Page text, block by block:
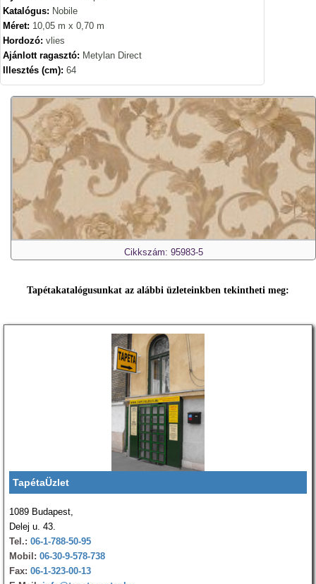
Katalógus: Nobile
Méret: 10,05 m x 0,70 m
Hordozó: vlies
Ajánlott ragasztó: Metylan Direct
Illesztés (cm): 64
Cikkszám: 95983-5
Tapétakatalógusunkat az alábbi üzleteinkben tekintheti meg:
TapétaÜzlet
1089 Budapest,
Delej u. 43.
Tel.: 06-1-788-50-95
Mobil: 06-30-9-578-738
Fax: 06-1-323-00-13